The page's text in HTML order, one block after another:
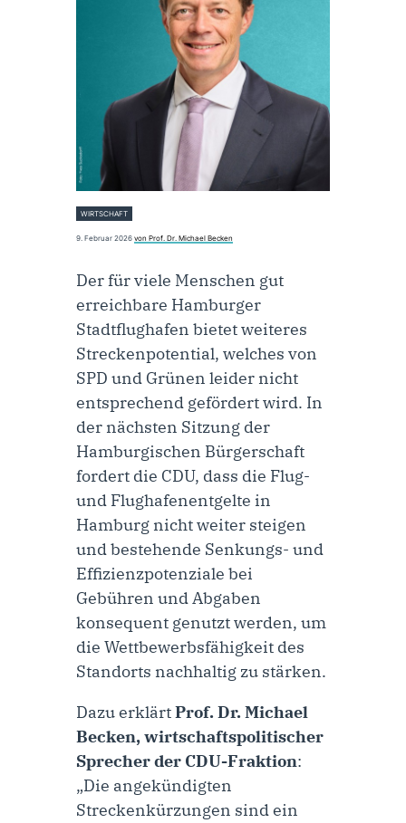
WIRTSCHAFT
9. Februar 2026 von Prof. Dr. Michael Becken
Der für viele Menschen gut
erreichbare Hamburger
Stadtflughafen bietet weiteres
Streckenpotential, welches von
SPD und Grünen leider nicht
entsprechend gefördert wird. In
der nächsten Sitzung der
Hamburgischen Bürgerschaft
fordert die CDU, dass die Flug-
und Flughafenentgelte in
Hamburg nicht weiter steigen
und bestehende Senkungs- und
Effizienzpotenziale bei
Gebühren und Abgaben
konsequent genutzt werden, um
die Wettbewerbsfähigkeit des
Standorts nachhaltig zu stärken.
Dazu erklärtProf. Dr. Michael
Becken, wirtschaftspolitischer
Sprecher der CDU-Fraktion:
„Die angekündigten
Streckenkürzungen sind ein